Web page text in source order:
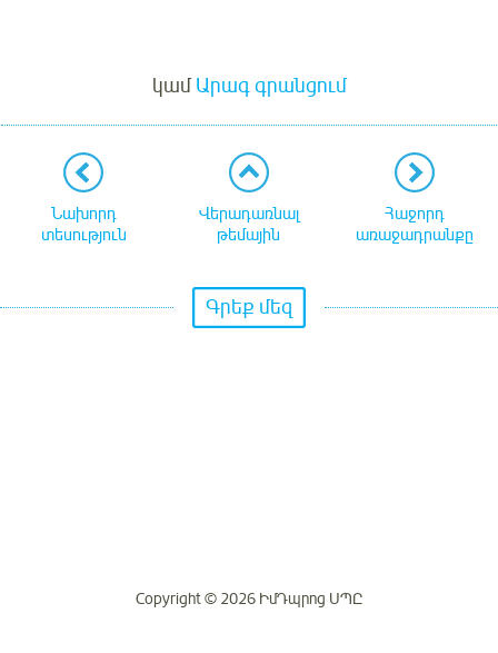
կամԱրագ գրանցում
Նախորդ
տեսություն
Վերադառնալ
թեմային
Հաջորդ
առաջադրանքը
Գրեք մեզ
Copyright © 2026 ԻմԴպրոց ՍՊԸ